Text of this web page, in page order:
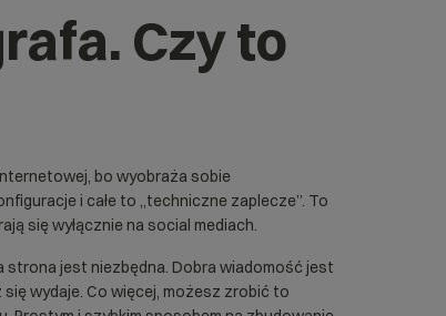
Czy to
bo wyobraża sobie
i całe to „techniczne zaplecze”. To
się wyłącznie na social mediach.
strona jest niezbędna. Dobra wiadomość jest
wydaje. Co więcej, możesz zrobić to